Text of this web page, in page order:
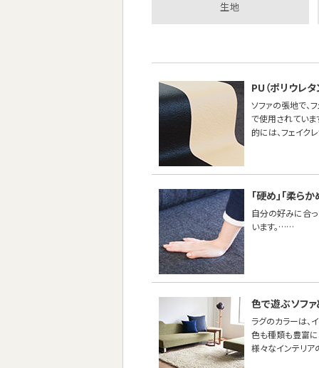
生地
PU（ポリウレ
ソファの張地で、
で使用されていま
的には、フェイク
「硬め」「柔ら
自分の好みに合
います。……
色で遊ぶソフ
ラグのカラーは、
色も種類も豊富に
様々なインテリ